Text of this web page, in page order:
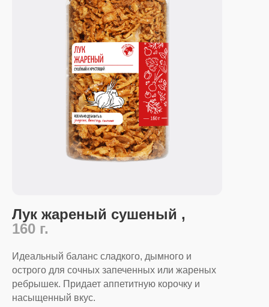
Лук жареный сушеный ,
160 г.
Идеальный баланс сладкого, дымного и
острого для сочных запеченных или жареных
ребрышек. Придает аппетитную корочку и
насыщенный вкус.